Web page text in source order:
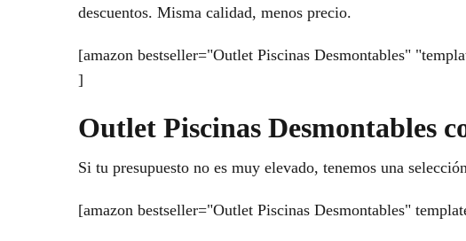
descuentos. Misma calidad, menos precio.
[amazon bestseller="Outlet Piscinas Desmontables"
]
Outlet Piscinas Desmontables
Si tu presupuesto no es muy elevado, tenemos una
[amazon bestseller="Outlet Piscinas Desmontables"